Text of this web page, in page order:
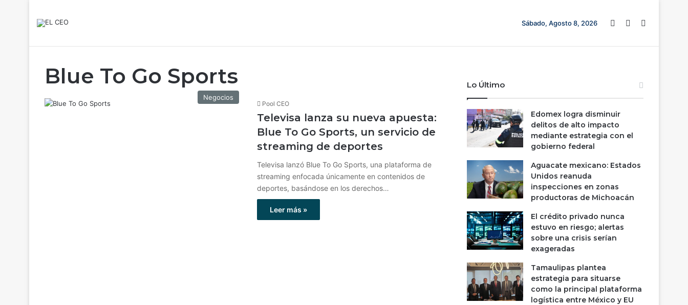
Sábado, Agosto 8, 2026 Barra lateral
Switch skin
Blue To Go Sports
Negocios
Pool CEO
Televisa lanza su nueva apuesta:
Blue To Go Sports, un servicio de
streaming de deportes
Televisa lanzó Blue To Go Sports, una plataforma de
streaming enfocada únicamente en contenidos de
deportes, basándose en los derechos…
Leer más »
Lo Último
Edomex logra disminuir
delitos de alto impacto
mediante estrategia con el
gobierno federal
Aguacate mexicano: Estados
Unidos reanuda
inspecciones en zonas
productoras de Michoacán
El crédito privado nunca
estuvo en riesgo; alertas
sobre una crisis serían
exageradas
Tamaulipas plantea
estrategia para situarse
como la principal plataforma
logística entre México y EU